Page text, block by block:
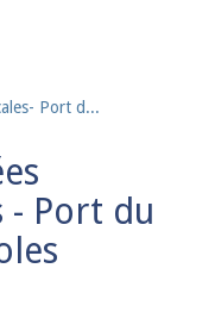
Port d...
- Port du